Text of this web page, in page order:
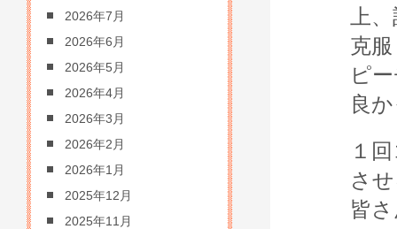
上
克
ピ
良
１
さ
皆
2026年7月
2026年6月
2026年5月
2026年4月
2026年3月
2026年2月
2026年1月
2025年12月
2025年11月